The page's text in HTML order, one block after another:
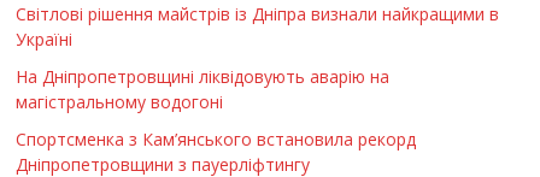
Світлові рішення майстрів із Дніпра визнали найкращими в
Україні
На Дніпропетровщині ліквідовують аварію на
магістральному водогоні
Спортсменка з Кам’янського встановила рекорд
Дніпропетровщини з пауерліфтингу